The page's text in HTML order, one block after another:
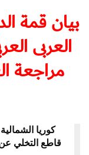
بيان قمة
العربى
مراجعة
كوريا
قاطع التخلي